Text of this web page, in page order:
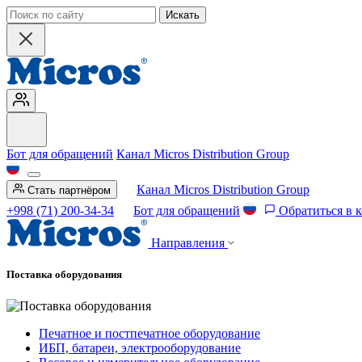
Искать
Бот для обращений Канал Micros Distribution Group
Стать партнёром
Канал Micros Distribution Group
+998 (71) 200-34-34
Бот для обращений Обратиться в
Направления
Поставка оборудования
Печатное и постпечатное оборудование
ИБП, батареи, электрооборудование